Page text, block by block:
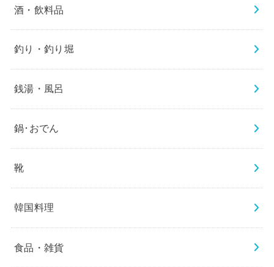
酒・飲料品
釣り・釣り堀
銭湯・風呂
鍋･おでん
靴
韓国料理
食品・雑貨